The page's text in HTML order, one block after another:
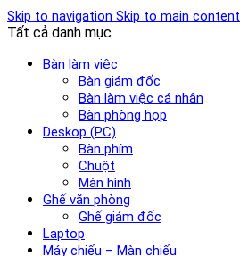
Skip to navigation Skip to main content
Tất cả danh mục
Bàn làm việc
Bàn giám đốc
Bàn làm việc cá nhân
Bàn phòng họp
Deskop (PC)
Bàn phím
Chuột
Màn hình
Ghế văn phòng
Ghế giám đốc
Laptop
Máy chiếu – Màn chiếu